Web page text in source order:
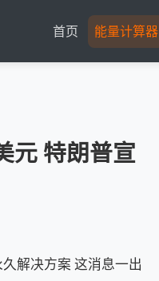
首页 能量计算器
元 特朗普宣
解决方案 这消息一出